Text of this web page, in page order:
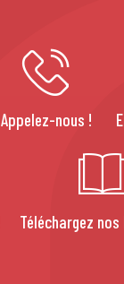
Appelez-nous !
Téléchargez